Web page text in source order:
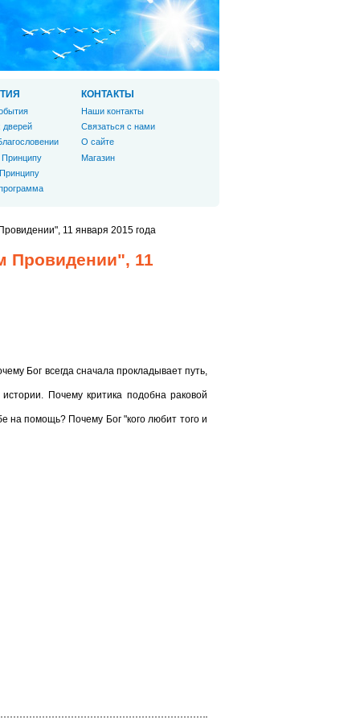
11 января 2015 года
Провидении", 11
Бог всегда сначала прокладывает путь,
Почему критика подобна раковой
на помощь? Почему Бог "кого любит того и
дверей
КОНТАКТЫ
Наши контакты
Связаться с нами
О сайте
Магазин